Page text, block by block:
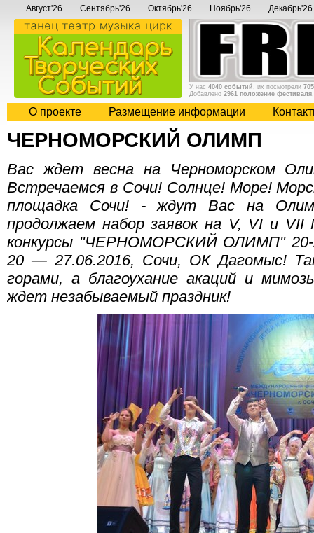
Август'26 Сентябрь'26 Октябрь'26 Ноябрь'26 Декабрь'26
У нас 4040 событий , их посмотрели
Добавлено 2961 положение фестиваля
О проекте Размещение информации
ЧЕРНОМОРСКИЙ ОЛИМП
Вас ждет весна на Черноморском
Встречаемся в Сочи! Солнце! Море!
площадка Сочи! - ждут Вас на
продолжаем набор заявок на V, VI и
конкурсы "ЧЕРНОМОРСКИЙ ОЛИМП" 20-
20 — 27.06.2016, Сочи, ОК Дагомыс!
горами, а благоухание акаций и
ждет незабываемый праздник!